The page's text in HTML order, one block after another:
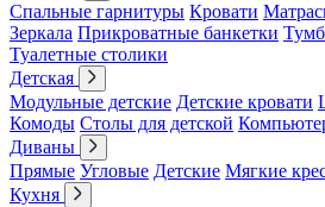
Спальные гарнитуры Кровати
Зеркала Прикроватные банкетки
Туалетные столики
Детская
Модульные детские Детские кровати
Комоды Столы для детской
Диваны
Прямые Угловые Детские Мягкие
Кухня